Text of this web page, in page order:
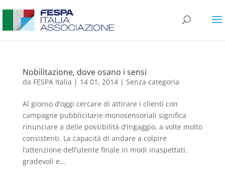
Nobilitazione, dove osano i sensi
da FESPA Italia | 14 01, 2014| Senza categoria
Al giorno d’oggi cercare di attirare i clienti con
campagne pubblicitarie monosensoriali significa
rinunciare a delle possibilità d’ingaggio, a volte molto
consistenti. La capacità di andare a colpire
l’attenzione dell’utente finale in modi inaspettati,
gradevoli e...